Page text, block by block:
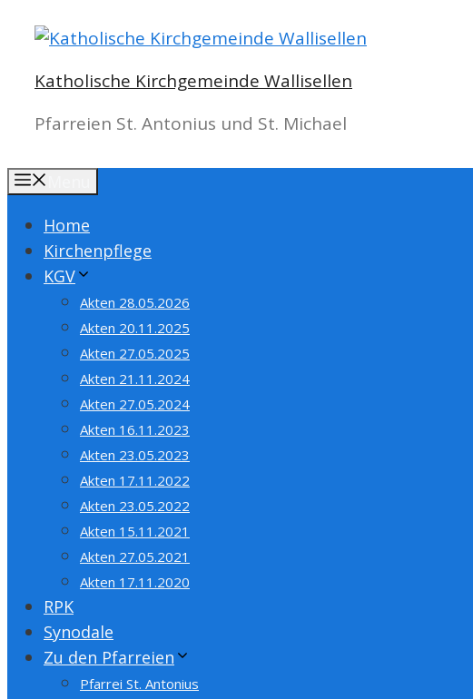
zum
InhaltKatholische Kirchgemeinde Wallisellen
Pfarreien St. Antonius und St. Michael
Home
Kirchenpflege
KGV
Akten 28.05.2026
Akten 20.11.2025
Akten 27.05.2025
Akten 21.11.2024
Akten 27.05.2024
Akten 16.11.2023
Akten 23.05.2023
Akten 17.11.2022
Akten 23.05.2022
Akten 15.11.2021
Akten 27.05.2021
Akten 17.11.2020
RPK
Synodale
Zu den Pfarreien
Pfarrei St. Antonius